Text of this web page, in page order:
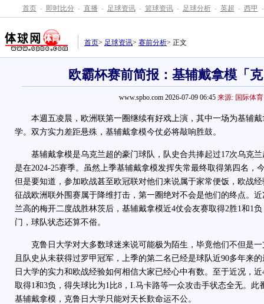
首页 - 即时比分 - 直播 - 足球资讯 - 篮球资讯 - 足球分析 - 英超 - 西甲 -
首页> 足球资讯> 赛前分析> 正文
欧霸杯赛前简报：基辅戴拿模「
www.spbo.com 2026-07-09 06:45 来源: 国际体育
本週五凌晨，欧洲联第一圈继续有好戏上演，其中一场为基辅戴
学。双方实力差距悬殊，基辅戴拿模今仗必将敲响胜鼓。
基辅戴拿模是乌克兰超的豪门球队，队史合共捧起过17次乌克兰
是在2024-25赛季。虽然上季基辅戴拿模发挥失常最终取得第四名，
但是要知道，参加欧战甚至欧冠联对他们来说属于家常便饭，欧战
征战欧洲联外围赛属于降维打击，第一圈绝对不会是他们的终点。
兰高的梅开二度战胜林茨后，基辅戴拿模近4仗会友赛取得2胜1和1
门，球队状态还算不俗。
克鲁日大学对大多数球迷来说可能极为陌生，毕竟他们不但是一
且队史从未获得过罗甲冠军，上季的第二名已经是球队近90多年来
日大学的实力和欧战经验如何相信大家已经心中有数。至于近况，
取得1和3负，得失球比为1比8，I.马卡路等一众攻击手状态全无。此
基辅戴拿模，克鲁日大学只能对天长歎命运不公。